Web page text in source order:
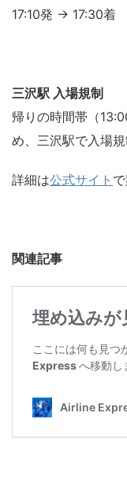
17:10発 → 17:30着
三沢駅 入場規制
帰りの時間帯（
め、三沢駅で入場規
詳細は公式サイト
関連記事